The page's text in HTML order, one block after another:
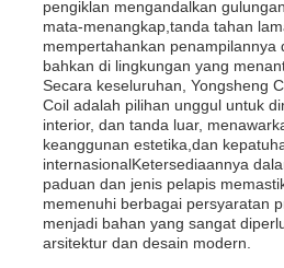
pengiklan mengandalkan
mata-menangkap,tanda tahan
mempertahankan penampilannya
bahkan di lingkungan yang
Secara keseluruhan, Yongsheng
Coil adalah pilihan unggul untuk
interior, dan tanda luar,
keanggunan estetika,dan
internasionalKetersediaannya
paduan dan jenis pelapis
memenuhi berbagai persyaratan
menjadi bahan yang sangat
arsitektur dan desain modern.